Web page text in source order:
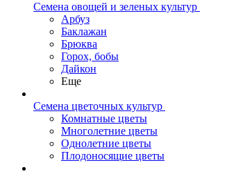
Семена овощей и зеленых культур
Арбуз
Баклажан
Брюква
Горох, бобы
Дайкон
Еще
Семена цветочных культур
Комнатные цветы
Многолетние цветы
Однолетние цветы
Плодоносящие цветы